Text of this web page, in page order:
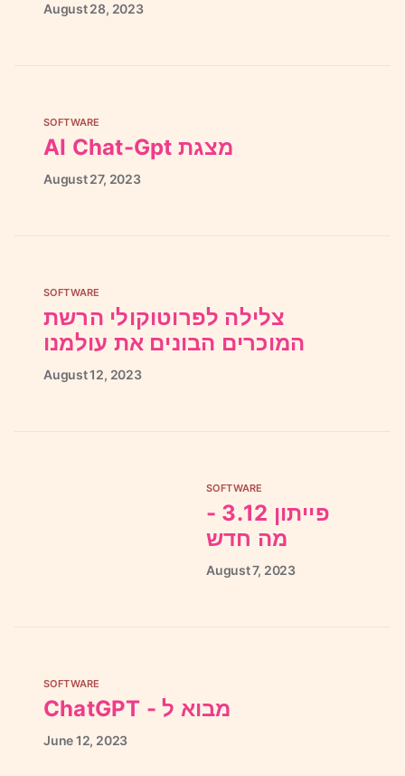
August28, 2023
SOFTWARE
AI Chat-Gpt מצגת
August27, 2023
SOFTWARE
צלילה לפרוטוקולי הרשת
המוכרים הבונים את עולמנו
August12, 2023
SOFTWARE
פייתון 3.12 -
מה חדש
August7, 2023
SOFTWARE
ChatGPT - מבוא ל
June12, 2023